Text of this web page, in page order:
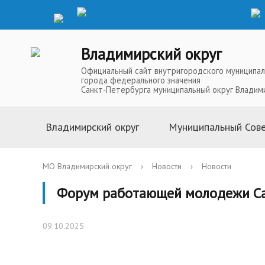
Владимирский округ
Официальный сайт внутригородского
города федерального значения
Санкт-Петербурга муниципальный округ
Владимирский округ
Информация о муниципальной
Устав
Символика
Муниципальный
Глава
Полномочия
Повестки, проекты
МО Владимирский округ › Новости › Новости
Форум работающей молодежи
09.10.2025